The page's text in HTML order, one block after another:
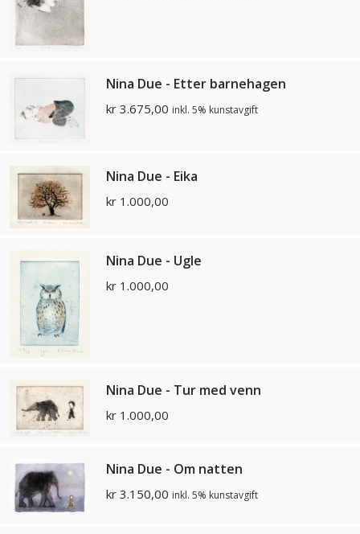
Nina Due - Etter barnehagen
kr 3.675,00 inkl. 5% kunstavgift
Nina Due - Eika
kr 1.000,00
Nina Due - Ugle
kr 1.000,00
Nina Due - Tur med venn
kr 1.000,00
Nina Due - Om natten
kr 3.150,00 inkl. 5% kunstavgift